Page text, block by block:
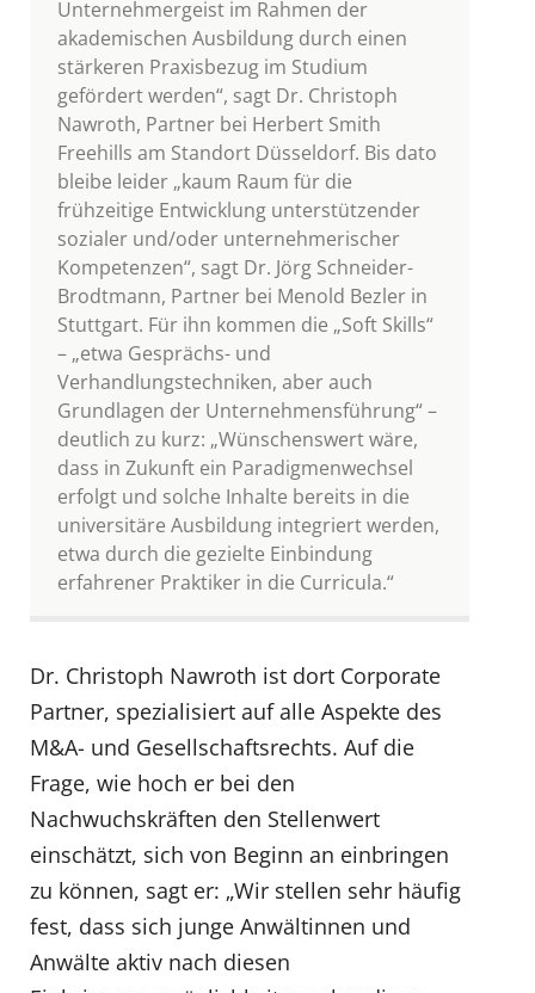
Unternehmergeist im Rahmen der
akademischen Ausbildung durch einen
stärkeren Praxisbezug im Studium
gefördert werden“, sagt Dr. Christoph
Nawroth, Partner bei Herbert Smith
Freehills am Standort Düsseldorf. Bis dato
bleibe leider „kaum Raum für die
frühzeitige Entwicklung unterstützender
sozialer und/oder unternehmerischer
Kompetenzen“, sagt Dr. Jörg Schneider-
Brodtmann, Partner bei Menold Bezler in
Stuttgart. Für ihn kommen die „Soft Skills“
– „etwa Gesprächs- und
Verhandlungstechniken, aber auch
Grundlagen der Unternehmensführung“ –
deutlich zu kurz: „Wünschenswert wäre,
dass in Zukunft ein Paradigmenwechsel
erfolgt und solche Inhalte bereits in die
universitäre Ausbildung integriert werden,
etwa durch die gezielte Einbindung
erfahrener Praktiker in die Curricula.“
Dr. Christoph Nawroth ist dort Corporate
Partner, spezialisiert auf alle Aspekte des
M&A- und Gesellschaftsrechts. Auf die
Frage, wie hoch er bei den
Nachwuchskräften den Stellenwert
einschätzt, sich von Beginn an einbringen
zu können, sagt er: „Wir stellen sehr häufig
fest, dass sich junge Anwältinnen und
Anwälte aktiv nach diesen